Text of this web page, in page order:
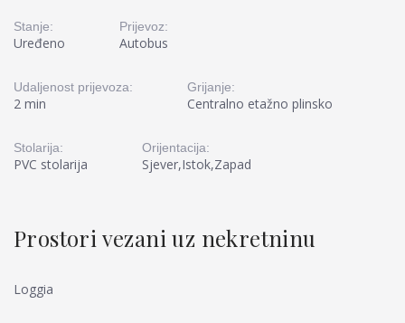
Stanje:
Uređeno
Prijevoz:
Autobus
Udaljenost prijevoza:
2 min
Grijanje:
Centralno etažno plinsko
Stolarija:
PVC stolarija
Orijentacija:
Sjever,Istok,Zapad
Prostori vezani uz nekretninu
Loggia